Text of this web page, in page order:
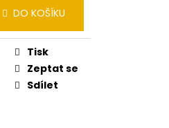
DO KOŠÍKU
Tisk
Zeptat se
Sdílet